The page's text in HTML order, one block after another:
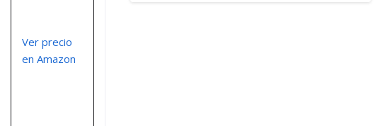
Ver precio
en Amazon